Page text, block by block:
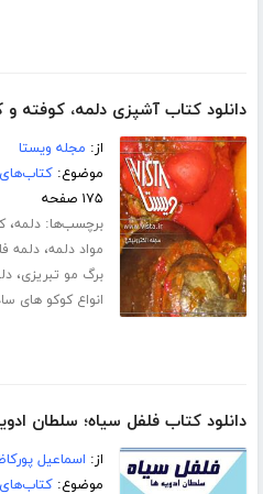
دانلود کتاب آشپزی دلمه، کوفته و
از: مجله ویستا
موضوع:
۱۷۵ صفحه
برچسب‌ها:دلمه،
مواد دلمه،دلمه
برگ مو تبریزی،
انواع کوکو های
دانلود کتاب فلفل سیاه؛ سلطان
از: اسماعیل
موضوع: